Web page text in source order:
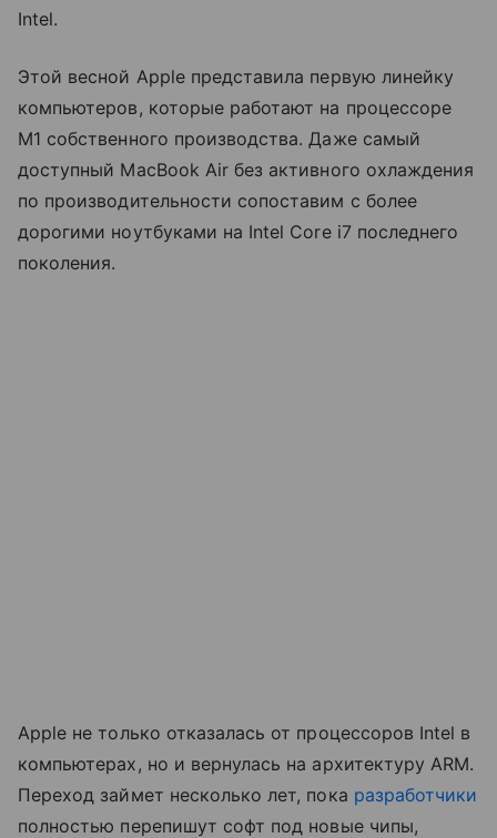
Intel.
Этой весной Apple представила первую линейку
компьютеров, которые работают на процессоре
M1 собственного производства. Даже самый
доступный MacBook Air без активного охлаждения
по производительности сопоставим с более
дорогими ноутбуками на Intel Core i7 последнего
поколения.
Apple не только отказалась от процессоров Intel в
компьютерах, но и вернулась на архитектуру ARM.
Переход займет несколько лет, пока разработчики
полностью перепишут софт под новые чипы,